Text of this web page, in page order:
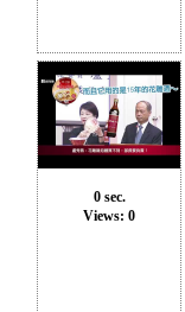
0 sec.
Views: 0